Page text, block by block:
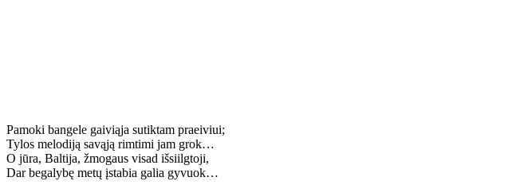
Pamoki bangele gaiviąja sutiktam praeiviui;
Tylos melodiją savąją rimtimi jam grok…
O jūra, Baltija, žmogaus visad išsiilgtoji,
Dar begalybę metų įstabia galia gyvuok…